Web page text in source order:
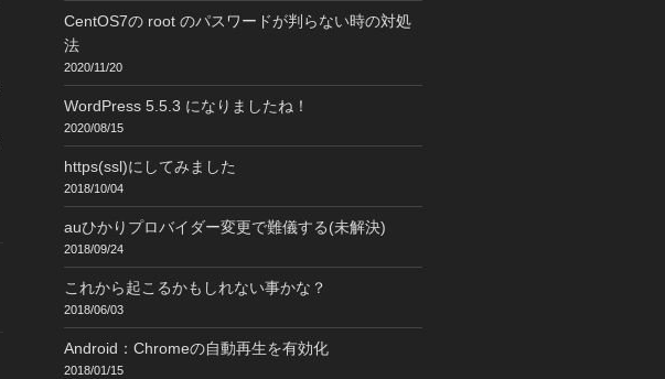
CentOS7の root のパスワードが判らない時の対処
法
2020/11/20
WordPress 5.5.3 になりましたね！
2020/08/15
https(ssl)にしてみました
2018/10/04
auひかりプロバイダー変更で難儀する(未解決)
2018/09/24
これから起こるかもしれない事かな？
2018/06/03
Android：Chromeの自動再生を有効化
2018/01/15